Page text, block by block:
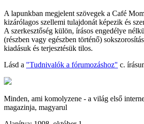
A lapunkban megjelent szövegek a Café
kizárólagos szellemi tulajdonát képezik és
A szerkesztőség külön, írásos engedélye
(részben vagy egészben történő)
kiadásuk és terjesztésük tilos.
Lásd a "Tudnivalók a fórumozáshoz" c.
Minden, ami komolyzene - a világ első
magazinja, magyarul